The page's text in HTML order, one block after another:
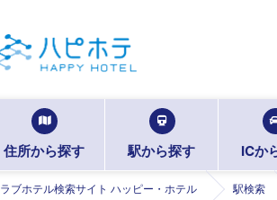
住所から探す 駅から探す ICか
ラブホテル検索サイト ハッピー・ホテル 駅検索